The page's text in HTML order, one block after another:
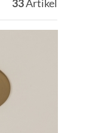
33Artikel